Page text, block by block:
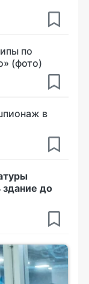
по
(фото)
в
здание до